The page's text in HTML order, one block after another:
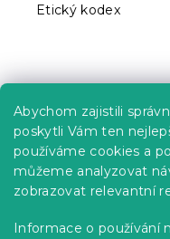
Abychom zajistili
poskytli Vám ten
používáme cookies a
můžeme analyzovat
zobrazovat relevantní
Informace o používání
Etický kodex
Kariéra
Poptávky a B2B
Proč se u nás
Věrnostní program -